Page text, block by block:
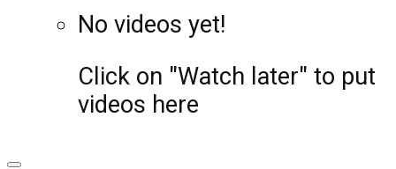
No videos yet!
Click on "Watch later" to put
videos here